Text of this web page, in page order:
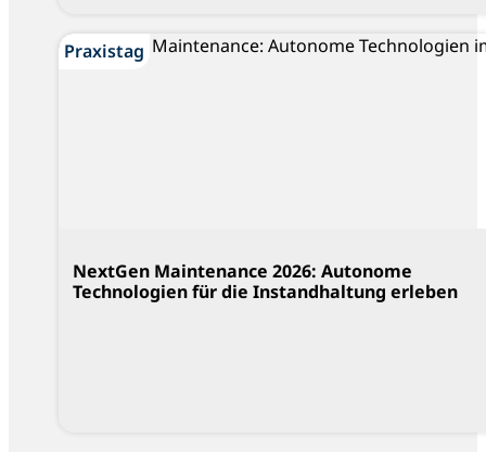
Praxistag
NextGen Maintenance 2026: Autonome
Technologien für die Instandhaltung erleben